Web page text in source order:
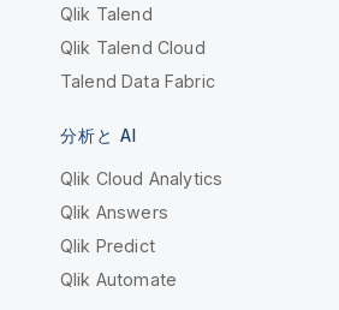
Qlik Talend
Qlik Talend Cloud
Talend Data Fabric
分析と AI
Qlik Cloud Analytics
Qlik Answers
Qlik Predict
Qlik Automate